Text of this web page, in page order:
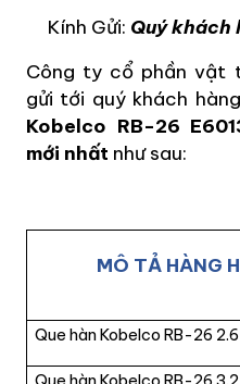
Kính Gửi: Quý khách
Công ty cổ phần vật
gửi tới quý khách hàng
Kobelco RB-26
mới nhất như sau:
MÔ TẢ HÀNG
Que hàn Kobelco RB-26